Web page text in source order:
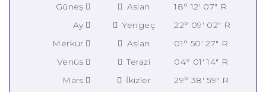
Güneş Aslan
18° 12' 07" R
Ay
Yengeç
22° 09' 02" R
Merkür
Aslan
01° 50' 27" R
Venüs
Terazi
04° 01' 14" R
Mars
İkizler
29° 38' 59" R